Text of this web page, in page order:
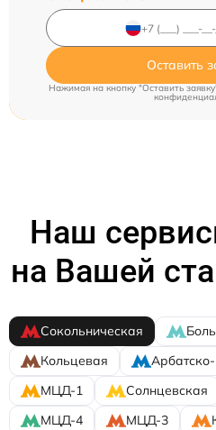
Оставить
Нажимая на кнопку "Оставить
Наш
на Вашей
Сокольническая
Кольцевая
МЦД-1
Солнцевская
МЦД-4
МЦД-3